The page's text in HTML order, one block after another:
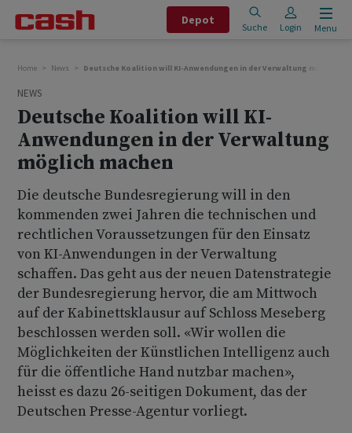
Depot
Suche Login Menu
Home News Deutsche Koalition will KI-Anwendungen in der Verwaltung möglich
NEWS
Deutsche Koalition will KI-
Anwendungen in der Verwaltung
möglich machen
Die deutsche Bundesregierung will in den
kommenden zwei Jahren die technischen und
rechtlichen Voraussetzungen für den Einsatz
von KI-Anwendungen in der Verwaltung
schaffen. Das geht aus der neuen Datenstrategie
der Bundesregierung hervor, die am Mittwoch
auf der Kabinettsklausur auf Schloss Meseberg
beschlossen werden soll. «Wir wollen die
Möglichkeiten der Künstlichen Intelligenz auch
für die öffentliche Hand nutzbar machen»,
heisst es dazu 26-seitigen Dokument, das der
Deutschen Presse-Agentur vorliegt.